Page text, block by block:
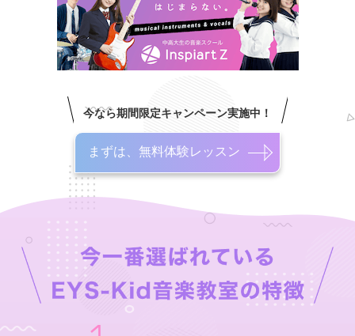
今なら期間限定キャンペーン実施中！
まずは、無料体験レッスン